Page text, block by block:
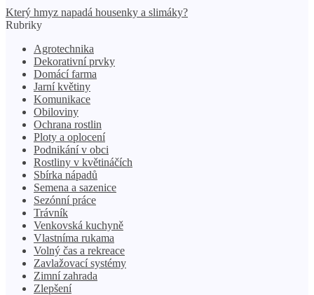
Který hmyz napadá housenky a slimáky?
Rubriky
Agrotechnika
Dekorativní prvky
Domácí farma
Jarní květiny
Komunikace
Obiloviny
Ochrana rostlin
Ploty a oplocení
Podnikání v obci
Rostliny v květináčích
Sbírka nápadů
Semena a sazenice
Sezónní práce
Trávník
Venkovská kuchyně
Vlastníma rukama
Volný čas a rekreace
Zavlažovací systémy
Zimní zahrada
Zlepšení